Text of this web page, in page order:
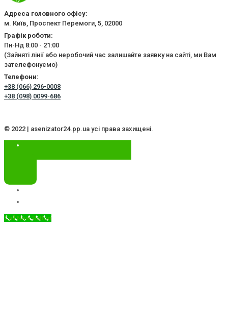
Адреса головного офісу:
м. Київ, Проспект Перемоги, 5, 02000
Графік роботи:
Пн-Нд 8:00 - 21:00
(Зайняті лінії або неробочий час залишайте заявку на сайті, ми Вам
зателефонуємо)
Телефони:
+38 (066) 296-0008
+38 (098) 0099-686
© 2022 | asenizator24.pp.ua усі права захищені.
Call Now Button